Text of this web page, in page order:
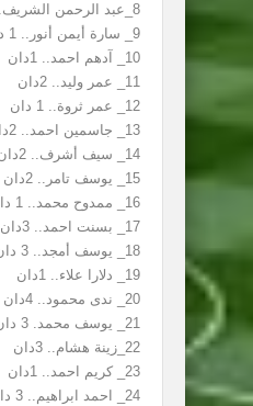
8_عبد الرحمن الشريف.. 2دان
9_ سارة أيمن أنور.. 1 دان
10_ آدهم احمد.. 1دان
11_ عمر وليد.. 2دان
12_ عمر ثروة.. 1 دان
13_ جاسمين احمد.. 2دان
14_ سيف أشرف.. 2دان
15_ يوسف تامر.. 2دان
16_ ممدوح محمد.. 1 دان
17_ بسنت احمد.. 3دان
18_ يوسف أمجد.. 3 دان
19_ دلارا علاء.. 1دان
20_ ندى محمود.. 4دان
21_ يوسف محمد. 3 دان
22_زينة هشام.. 3دان
23_ كريم احمد.. 1دان
24_ احمد ابراهيم.. 3 دان